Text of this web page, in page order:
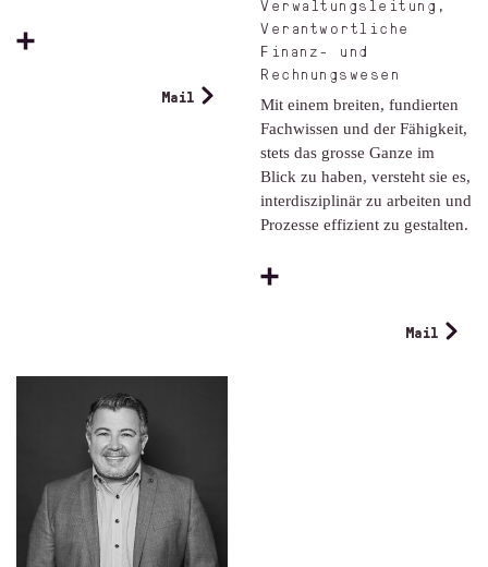
Mail
Verwaltungsleitung,
Verantwortliche
Finanz- und
Rechnungswesen
Mit einem breiten, fundierten
Fachwissen und der Fähigkeit,
stets das grosse Ganze im
Blick zu haben, versteht sie es,
interdisziplinär zu arbeiten und
Prozesse effizient zu gestalten.
Mail